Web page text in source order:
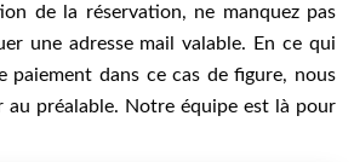
de la réservation, ne manquez pas
une adresse mail valable. En ce qui
paiement dans ce cas de figure, nous
au préalable. Notre équipe est là pour